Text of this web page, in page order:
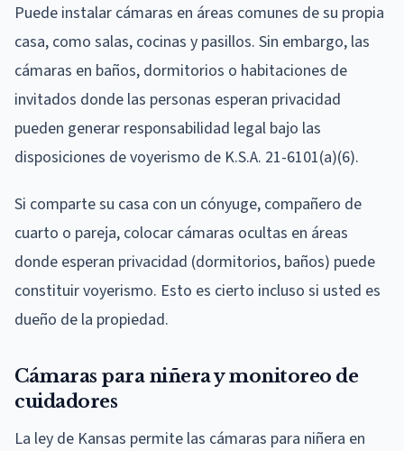
Puede instalar cámaras en áreas comunes de su propia
casa, como salas, cocinas y pasillos. Sin embargo, las
cámaras en baños, dormitorios o habitaciones de
invitados donde las personas esperan privacidad
pueden generar responsabilidad legal bajo las
disposiciones de voyerismo de K.S.A. 21-6101(a)(6).
Si comparte su casa con un cónyuge, compañero de
cuarto o pareja, colocar cámaras ocultas en áreas
donde esperan privacidad (dormitorios, baños) puede
constituir voyerismo. Esto es cierto incluso si usted es
dueño de la propiedad.
Cámaras para niñera y monitoreo de
cuidadores
La ley de Kansas permite las cámaras para niñera en